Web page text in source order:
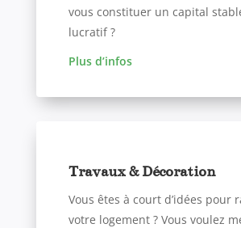
vous constituer un capital
lucratif ?
Plus d’infos
Travaux & Décoration
Vous êtes à court d’idées pour
votre logement ? Vous voulez